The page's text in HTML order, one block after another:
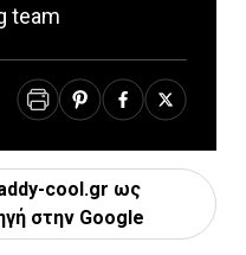
team
cool.gr ως
στην Google